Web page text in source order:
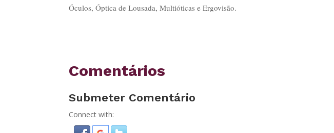
Óculos, Óptica de Lousada, Multióticas e Ergovisão.
Comentários
Submeter Comentário
Connect with: